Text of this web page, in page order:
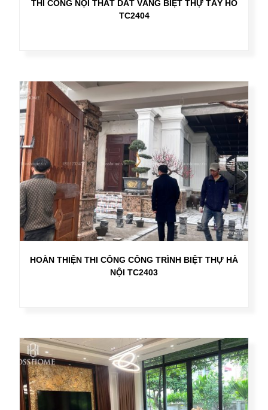
THI CÔNG NỘI THẤT DÁT VÀNG BIỆT THỰ TÂY HỒ
TC2404
HOÀN THIỆN THI CÔNG CÔNG TRÌNH BIỆT THỰ HÀ
NỘI TC2403